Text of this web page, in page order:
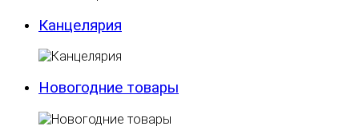
Канцелярия
Новогодние товары